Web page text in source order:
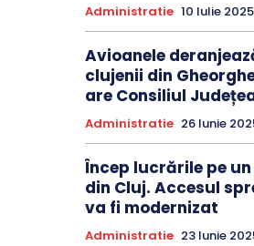
Administratie 10 Iulie 2025
Avioanele
clujenii din
are Consiliul
Administratie 26 Iunie
Încep lucrările pe
din Cluj. Accesul
va fi modernizat
Administratie 23 Iunie